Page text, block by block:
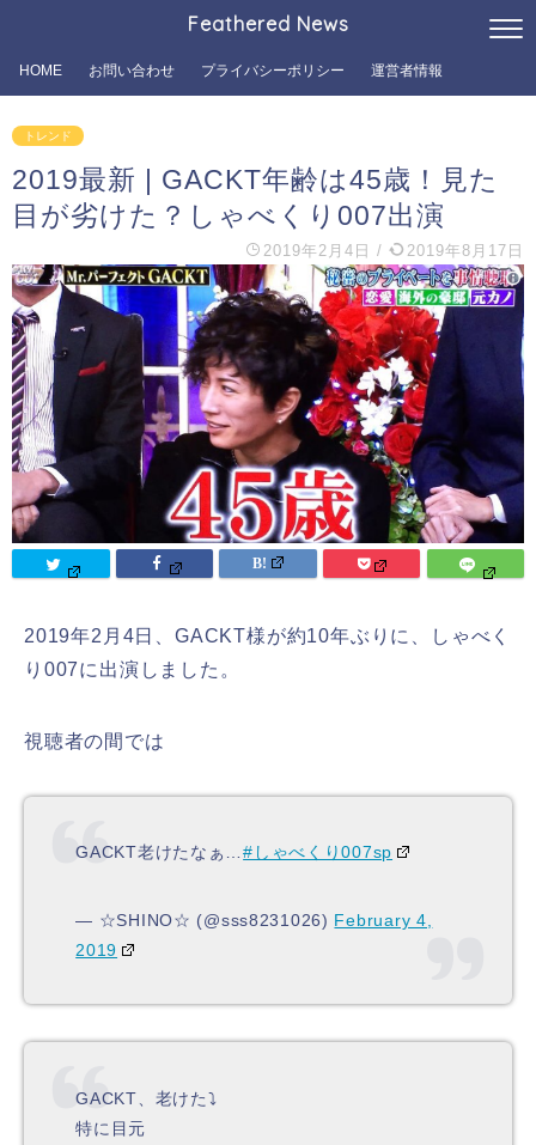
Feathered News
HOME お問い合わせ プライバシーポリシー 運営者情報
トレンド
2019最新 | GACKT年齢は45歳！見た
目が劣けた？しゃべくり007出演
2019年2月4日 / 2019年8月17日
2019年2月4日、GACKT様が約10年ぶりに、しゃべく
り007に出演しました。
視聴者の間では
GACKT老けたなぁ…#しゃべくり007sp
— ☆SHINO☆ (@sss8231026) February 4,
2019
GACKT、老けた⤵
特に目元